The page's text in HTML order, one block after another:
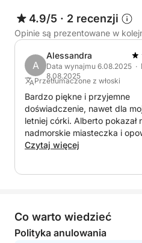
towarzyszyć Twojej
tworząc idealną atmosferę.
doświadczenie, idealne dla
relaksu, piękna, historii i
kultowych cudów jeziora
4.9/5 · 2 recenzji
Opinie są prezentowane w
A
Alessandra
Data wynajmu 6.08.2025 ·
8.08.2025
Przetłumaczone z włoski
Bardzo piękne i przyjemne
doświadczenie, nawet dla
letniej córki. Alberto pokazał
nadmorskie miasteczka i
kilku lokalnych ciekawostkach.
Czytaj więcej
Co warto wiedzieć
Polityka anulowania